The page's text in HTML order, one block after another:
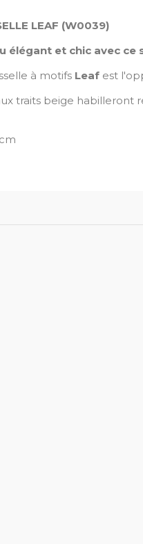
LEAF (W0039)
élégant et chic avec
à motifs Leaf est
traits beige